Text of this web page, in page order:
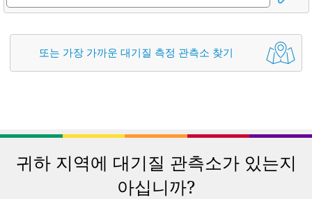
또는 가장 가까운 대기질 측정 관측소 찾기
귀하 지역에 대기질 관측소가 있는지
아십니까?